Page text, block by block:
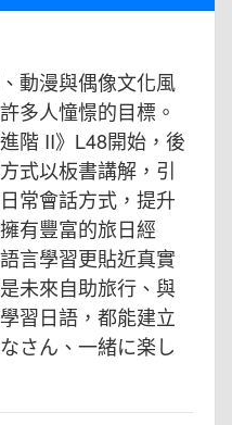
動漫與偶像文化風
多⼈憧憬的⽬標。
階 II》L48開始，後
式以板書講解，引
常會話⽅式，提升
有豐富的旅⽇經
⾔學習更貼近真實
未來⾃助旅⾏、與
習⽇語，都能建立
さん、⼀緒に楽し